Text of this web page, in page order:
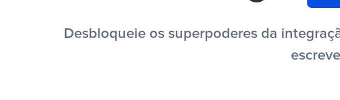
Desbloqueie os superpoderes da